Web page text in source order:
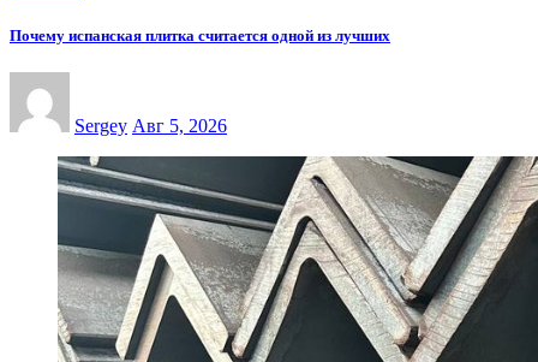
Почему испанская плитка считается одной из лучших
Sergey Авг 5, 2026